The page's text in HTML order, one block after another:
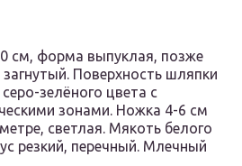
см, форма выпуклая, позже
Поверхность шляпки
зелёного цвета с
зонами. Ножка 4-6 см
светлая. Мякоть белого
резкий, перечный. Млечный